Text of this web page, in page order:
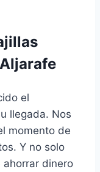
el
llegada. Nos
momento de
Y no solo
ahorrar dinero